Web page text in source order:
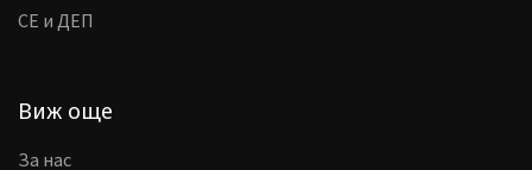
CE и ДЕП
Виж още
За нас